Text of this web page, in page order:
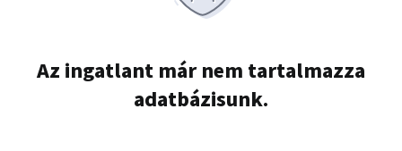
Az ingatlant már nem tartalmazza
adatbázisunk.